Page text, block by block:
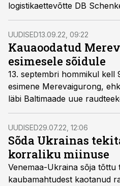
logistikaettevõtte DB
Janek Saareoksa hinnangul
marsruudil käivitada
UUDISED13.09.22, 09:22
Kauaoodatud
esimesele sõidule
13. septembri hommikul kell
esimene Merevaigurong,
läbi Baltimaade uue
kontreilervedudeks Põhja-
Rong toob plaanide kohaselt
ära enam kui 7500 veokit
UUDISED29.07.22, 12:06
Sõda Ukrainas
korraliku miinuse
Venemaa-Ukraina sõja tõttu
kaubamahtudest kaotanud